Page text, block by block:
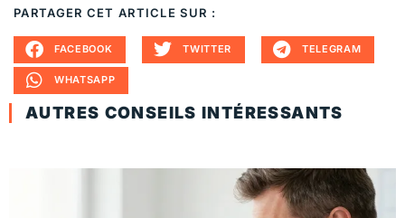
PARTAGER CET ARTICLE SUR :
FACEBOOK TWITTER TELEGRAM
WHATSAPP
AUTRES CONSEILS INTÉRESSANTS